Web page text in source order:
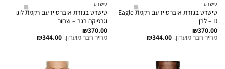
טישרט
טישרט בגזרת אוברסייז עם רקמת Eagle
D – לבן
₪370.00
מחיר חבר מועדון: ₪344.00
טישרט
טישרט בגזרת אוברסייז עם רקמת לוגו
וגרפיקה בגב – שחור
₪370.00
מחיר חבר מועדון: ₪344.00